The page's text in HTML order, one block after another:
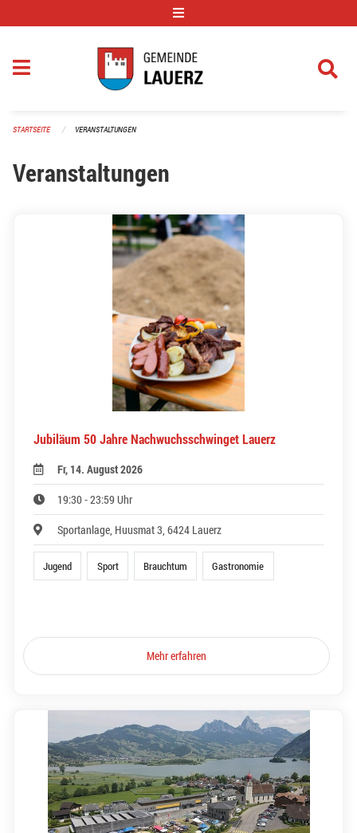
STARTSEITE VERANSTALTUNGEN
Veranstaltungen
Jubiläum 50 Jahre Nachwuchsschwinget Lauerz
Fr, 14. August 2026
19:30 - 23:59 Uhr
Sportanlage, Huusmat 3, 6424 Lauerz
Jugend Sport Brauchtum Gastronomie
Mehr erfahren